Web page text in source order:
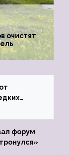
очистят
форум